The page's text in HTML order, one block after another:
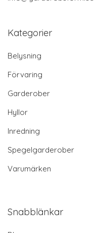
Kategorier
Belysning
Förvaring
Garderober
Hyllor
Inredning
Spegelgarderober
Varumärken
Snabblänkar